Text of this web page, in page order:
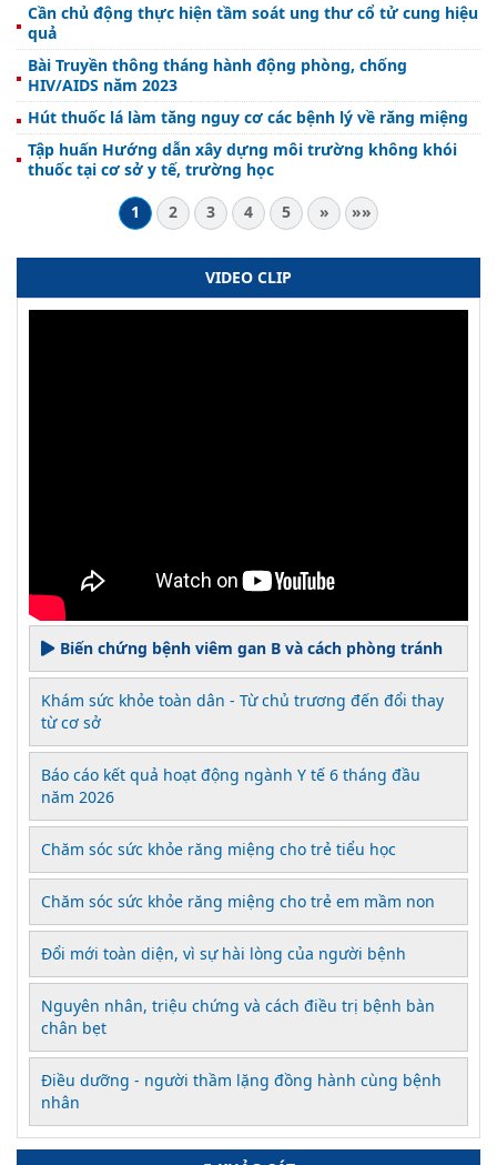
Cần chủ động thực hiện tầm soát ung thư cổ tử cung hiệu
quả
Bài Truyền thông tháng hành động phòng, chống
HIV/AIDS năm 2023
Hút thuốc lá làm tăng nguy cơ các bệnh lý về răng miệng
Tập huấn Hướng dẫn xây dựng môi trường không khói
thuốc tại cơ sở y tế, trường học
1
2 3 4 5 » »»
VIDEO CLIP
Biến chứng bệnh viêm gan B và cách phòng tránh
Khám sức khỏe toàn dân - Từ chủ trương đến đổi thay
từ cơ sở
Báo cáo kết quả hoạt động ngành Y tế 6 tháng đầu
năm 2026
Chăm sóc sức khỏe răng miệng cho trẻ tiểu học
Chăm sóc sức khỏe răng miệng cho trẻ em mầm non
Đổi mới toàn diện, vì sự hài lòng của người bệnh
Nguyên nhân, triệu chứng và cách điều trị bệnh bàn
chân bẹt
Điều dưỡng - người thầm lặng đồng hành cùng bệnh
nhân